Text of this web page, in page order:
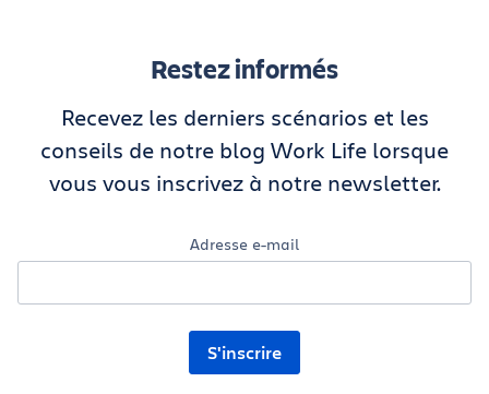
Restez informés
Recevez les derniers scénarios et les
conseils de notre blog Work Life lorsque
vous vous inscrivez à notre newsletter.
Adresse e-mail